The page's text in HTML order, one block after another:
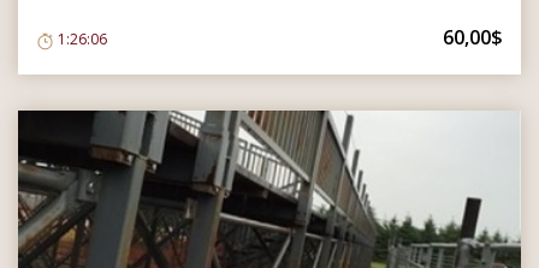
Fortin . Sujets abordés: Les 5 droits fondamentaux Importance
du zonage agricole Personnalité et nature des camélidés Bien
santé (signes vitaux, observations quotidiennes, signes de
douleur ou maladie, signes de déshydratation) L'alimentation
(système digestif, parasites) La tonte Soins des pieds et soins
dentaires Vaccins Gestion des chaleurs et canicule
Hébergement et enclos Prédateurs et sécurité du troupeau
Gestation et mise bas Trousse de premiers soins Conclusion
Un PDF est aussi disponible dans ressources téléchargeables.
1:26:06 60,00$